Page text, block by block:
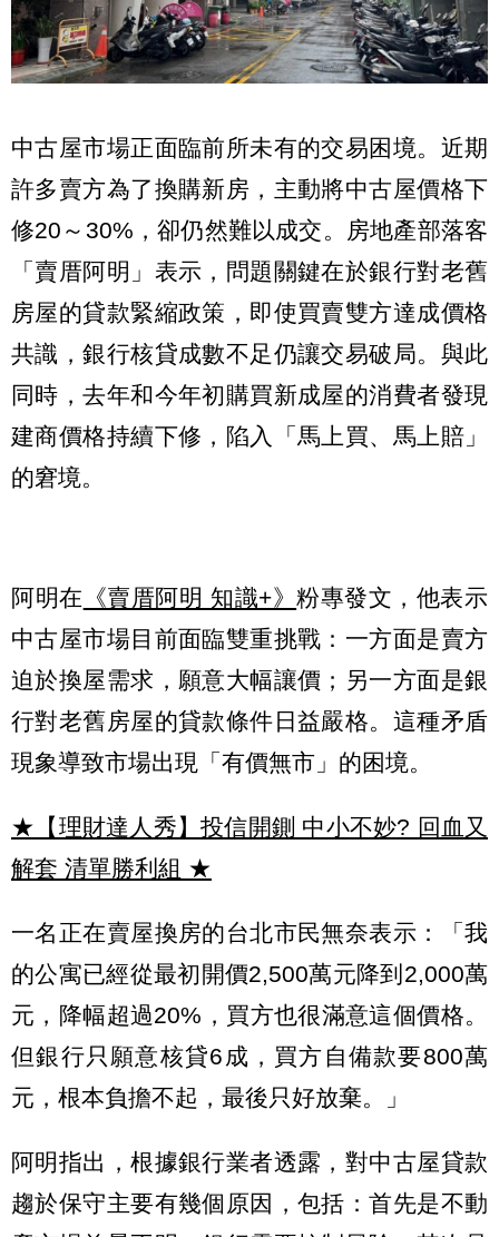
中古屋市場正面臨前所未有的交易困境。近期
許多賣方為了換購新房，主動將中古屋價格下
修20～30%，卻仍然難以成交。房地產部落客
「賣厝阿明」表示，問題關鍵在於銀行對老舊
房屋的貸款緊縮政策，即使買賣雙方達成價格
共識，銀行核貸成數不足仍讓交易破局。與此
同時，去年和今年初購買新成屋的消費者發現
建商價格持續下修，陷入「馬上買、馬上賠」
的窘境。
阿明在 《賣厝阿明 知識+》粉專發文，他表示
中古屋市場目前面臨雙重挑戰：一方面是賣方
迫於換屋需求，願意大幅讓價；另一方面是銀
行對老舊房屋的貸款條件日益嚴格。這種矛盾
現象導致市場出現「有價無市」的困境。
★【理財達人秀】投信開鍘 中小不妙? 回血又
解套 清單勝利組 ★
一名正在賣屋換房的台北市民無奈表示：「我
的公寓已經從最初開價2,500萬元降到2,000萬
元，降幅超過20%，買方也很滿意這個價格。
但銀行只願意核貸6成，買方自備款要800萬
元，根本負擔不起，最後只好放棄。」
阿明指出，根據銀行業者透露，對中古屋貸款
趨於保守主要有幾個原因，包括：首先是不動